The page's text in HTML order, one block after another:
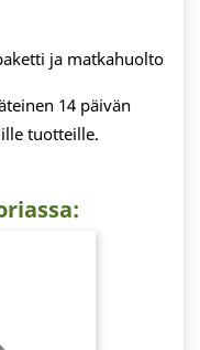
ja matkahuolto
14 päivän
tuotteille.